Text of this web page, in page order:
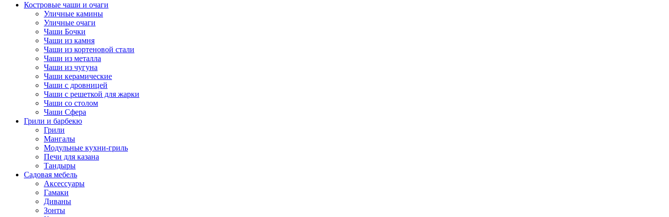
Костровые чаши и очаги
Уличные камины
Уличные очаги
Чаши Бочки
Чаши из камня
Чаши из кортеновой стали
Чаши из металла
Чаши из чугуна
Чаши керамические
Чаши с дровницей
Чаши с решеткой для жарки
Чаши со столом
Чаши Сфера
Грили и барбекю
Грили
Мангалы
Модульные кухни-гриль
Печи для казана
Тандыры
Садовая мебель
Аксессуары
Гамаки
Диваны
Зонты